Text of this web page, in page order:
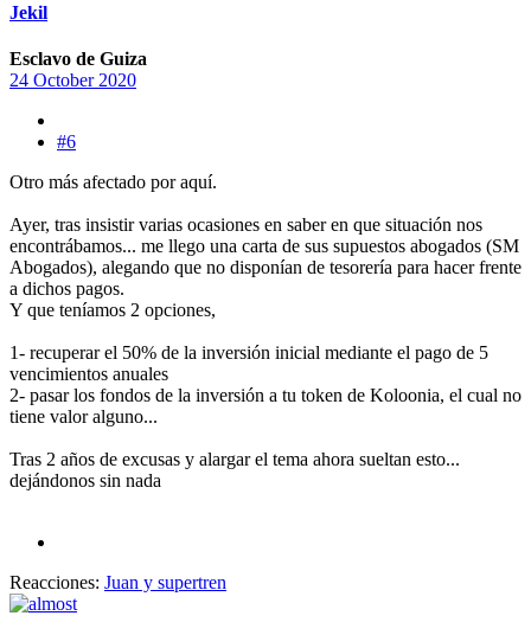
Jekil
Esclavo de Guiza
24 October 2020
#6
Otro más afectado por aquí.
Ayer, tras insistir varias ocasiones en saber en que situación nos
encontrábamos... me llego una carta de sus supuestos abogados (SM
Abogados), alegando que no disponían de tesorería para hacer frente
a dichos pagos.
Y que teníamos 2 opciones,
1- recuperar el 50% de la inversión inicial mediante el pago de 5
vencimientos anuales
2- pasar los fondos de la inversión a tu token de Koloonia, el cual no
tiene valor alguno...
Tras 2 años de excusas y alargar el tema ahora sueltan esto...
dejándonos sin nada
Reacciones: Juan y supertren